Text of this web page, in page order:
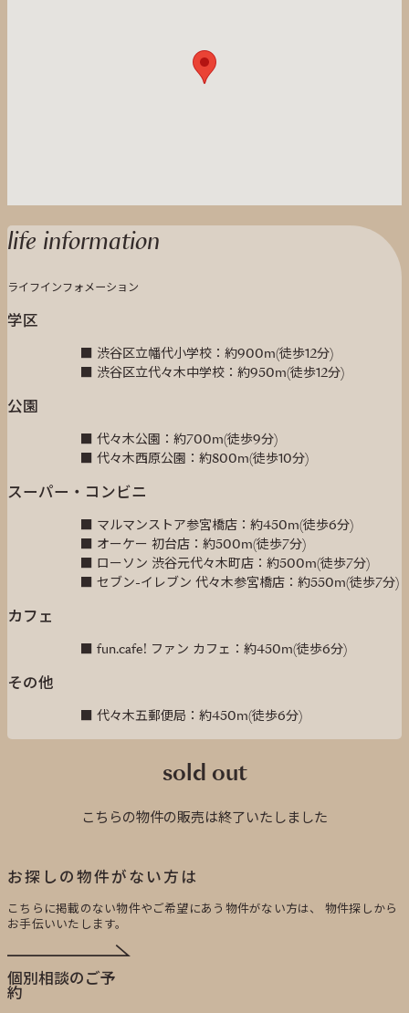
life information
ライフインフォメーション
学区
■ 渋谷区立幡代小学校：約900m(徒歩12分)
■ 渋谷区立代々木中学校：約950m(徒歩12分)
公園
■ 代々木公園：約700m(徒歩9分)
■ 代々木西原公園：約800m(徒歩10分)
スーパー・コンビニ
■ マルマンストア参宮橋店：約450m(徒歩6分)
■ オーケー 初台店：約500m(徒歩7分)
■ ローソン 渋谷元代々木町店：約500m(徒歩7分)
■ セブン-イレブン 代々木参宮橋店：約550m(徒歩7分)
カフェ
■ fun.cafe! ファン カフェ：約450m(徒歩6分)
その他
■ 代々木五郵便局：約450m(徒歩6分)
sold out
こちらの物件の販売は終了いたしました
お探しの物件がない方は
こちらに掲載のない物件やご希望にあう物件がない方は、 物件探しから
お手伝いいたします。
個別相談のご予
約